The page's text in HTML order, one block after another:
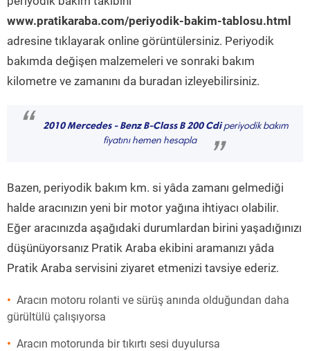
www.pratikaraba.com/periyodik-bakim-tablosu.html
adresine tıklayarak online görüntülersiniz. Periyodik
bakımda değişen malzemeleri ve sonraki bakım
kilometre ve zamanını da buradan izleyebilirsiniz.
“ 2010 Mercedes - Benz B-Class B 200 Cdiperiyodik bakım
fiyatını hemen hesapla
”
Bazen, periyodik bakım km. si yâda zamanı gelmediği
halde aracınızın yeni bir motor yağına ihtiyacı olabilir.
Eğer aracınızda aşağıdaki durumlardan birini yaşadığınızı
düşünüyorsanız Pratik Araba ekibini aramanızı yâda
Pratik Araba servisini ziyaret etmenizi tavsiye ederiz.
Aracın motoru rolanti ve sürüş anında olduğundan daha
gürültülü çalışıyorsa
Aracın motorunda bir tıkırtı sesi duyulursa